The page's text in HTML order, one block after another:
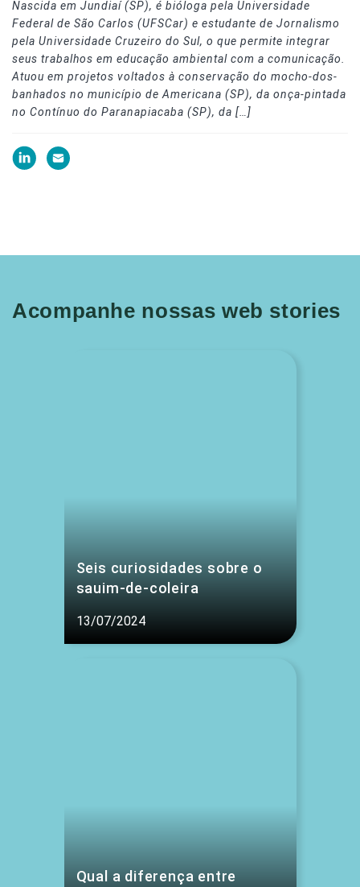
Nascida em Jundiaí (SP), é bióloga pela Universidade
Federal de São Carlos (UFSCar) e estudante de Jornalismo
pela Universidade Cruzeiro do Sul, o que permite integrar
seus trabalhos em educação ambiental com a comunicação.
Atuou em projetos voltados à conservação do mocho-dos-
banhados no município de Americana (SP), da onça-pintada
no Contínuo do Paranapiacaba (SP), da […]
Acompanhe nossas web stories
Seis curiosidades sobre o
sauim-de-coleira
13/07/2024
Qual a diferença entre